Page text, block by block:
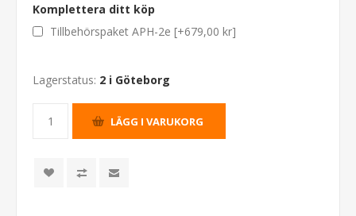
Komplettera ditt köp
Tillbehörspaket APH-2e [+679,00 kr]
Lagerstatus: 2 i Göteborg